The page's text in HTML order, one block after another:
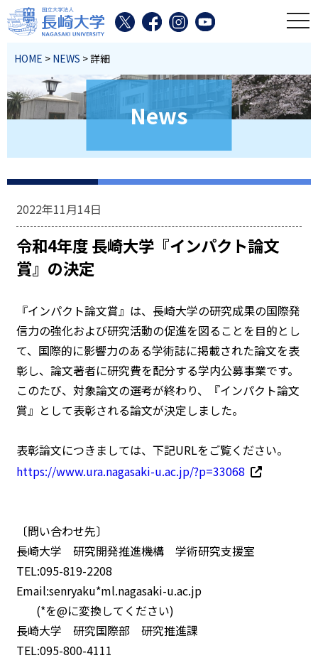
HOME > NEWS > 詳細
News
2022年11月14日
令和4年度 長崎大学『インパクト論文
賞』の決定
『インパクト論文賞』は、長崎大学の研究成果の国際発
信力の強化および研究活動の促進を図ることを目的とし
て、国際的に影響力のある学術誌に掲載された論文を表
彰し、論文著者に研究費を配分する学内公募事業です。
このたび、対象論文の選考が終わり、『インパクト論文
賞』として表彰される論文が決定しました。
表彰論文につきましては、下記URLをご覧ください。
https://www.ura.nagasaki-u.ac.jp/?p=33068
〔問い合わせ先〕
長崎大学 研究開発推進機構 学術研究支援室
TEL:095-819-2208
Email:senryaku*ml.nagasaki-u.ac.jp
(*を@に変換してください)
長崎大学 研究国際部 研究推進課
TEL:095-800-4111